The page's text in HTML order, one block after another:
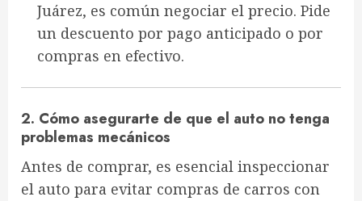
Juárez, es común negociar el precio. Pide
un descuento por pago anticipado o por
compras en efectivo.
2. Cómo asegurarte de que el auto no tenga
problemas mecánicos
Antes de comprar, es esencial inspeccionar
el auto para evitar compras de carros con